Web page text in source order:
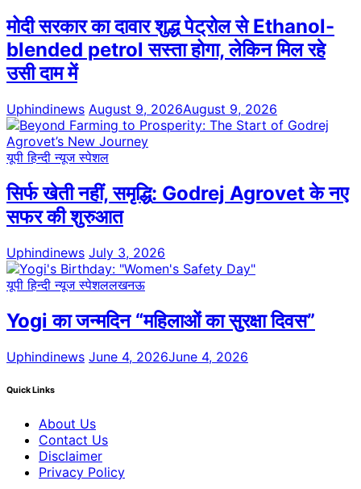
मोदी सरकार का दावार शुद्ध पेट्रोल से Ethanol-
blended petrol सस्ता होगा, लेकिन मिल रहे
उसी दाम में
Uphindinews August 9, 2026August 9, 2026
यूपी हिन्दी न्यूज स्पेशल
सिर्फ खेती नहीं, समृद्धि: Godrej Agrovet के नए
सफर की शुरुआत
Uphindinews July 3, 2026
यूपी हिन्दी न्यूज स्पेशललखनऊ
Yogi का जन्मदिन “महिलाओं का सुरक्षा दिवस”
Uphindinews June 4, 2026June 4, 2026
Quick Links
About Us
Contact Us
Disclaimer
Privacy Policy